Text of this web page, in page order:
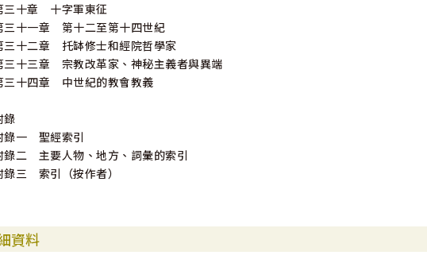
三十章 十字軍東征
三十一章 第十二至第十四世紀
三十二章 托缽修士和經院哲學家
三十三章 宗教改革家、神秘主義者與異端
三十四章 中世紀的教會教義
錄
錄一 聖經索引
錄二 主要人物、地方、詞彙的索引
錄三 索引（按作者）
資料